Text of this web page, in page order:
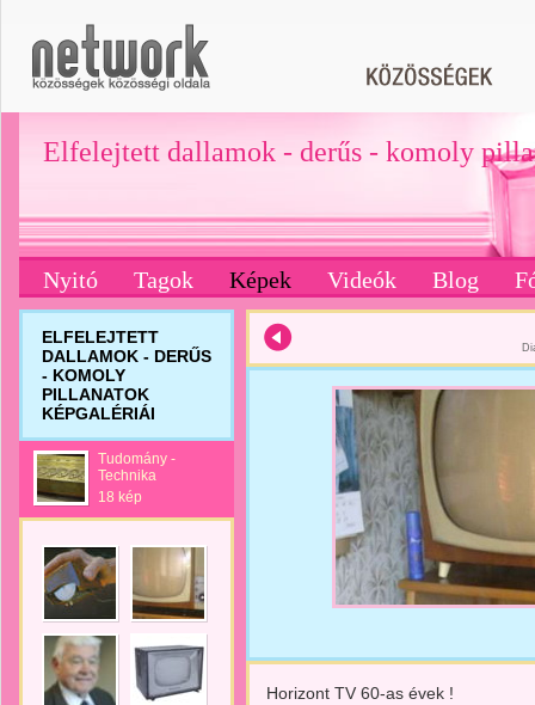
Elfelejtett dallamok - derűs - komoly
Nyitó Tagok Képek Videók Blog
ELFELEJTETT
DALLAMOK - DERŰS
- KOMOLY
PILLANATOK
KÉPGALÉRIÁI
Tudomány -
Technika
18 kép
Horizont TV 60-as évek !